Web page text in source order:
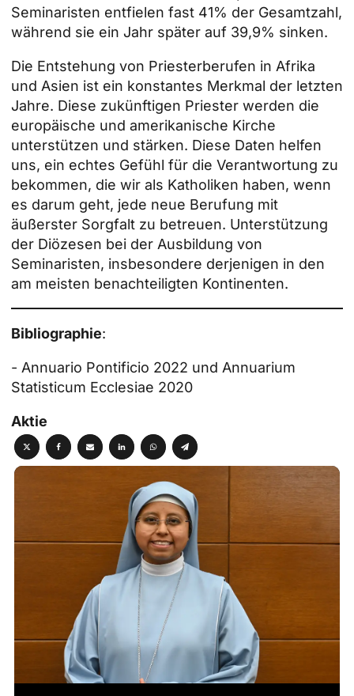
Seminaristen entfielen fast 41% der Gesamtzahl,
während sie ein Jahr später auf 39,9% sinken.
Die Entstehung von Priesterberufen in Afrika
und Asien ist ein konstantes Merkmal der letzten
Jahre. Diese zukünftigen Priester werden die
europäische und amerikanische Kirche
unterstützen und stärken. Diese Daten helfen
uns, ein echtes Gefühl für die Verantwortung zu
bekommen, die wir als Katholiken haben, wenn
es darum geht, jede neue Berufung mit
äußerster Sorgfalt zu betreuen. Unterstützung
der Diözesen bei der Ausbildung von
Seminaristen, insbesondere derjenigen in den
am meisten benachteiligten Kontinenten.
Bibliographie:
- Annuario Pontificio 2022 und Annuarium
Statisticum Ecclesiae 2020
Aktie